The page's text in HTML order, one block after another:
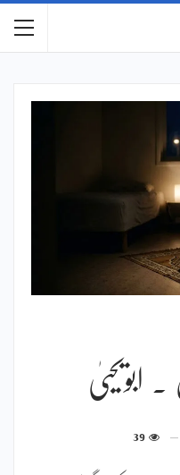
ابویحییٰ